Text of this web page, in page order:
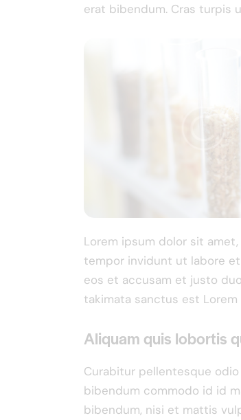
erat bibendum. Cras turpis
Lorem ipsum dolor sit
tempor invidunt ut labore
eos et accusam et justo
takimata sanctus est
Aliquam quis lobortis
Curabitur pellentesque
bibendum commodo id id
bibendum, nisi et mattis